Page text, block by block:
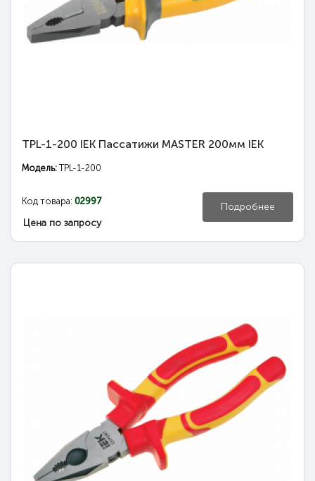
TPL-1-200 IEK Пассатижи MASTER 200мм IEK
Модель:TPL-1-200
Код товара: 02997
Цена по запросу
Подробнее